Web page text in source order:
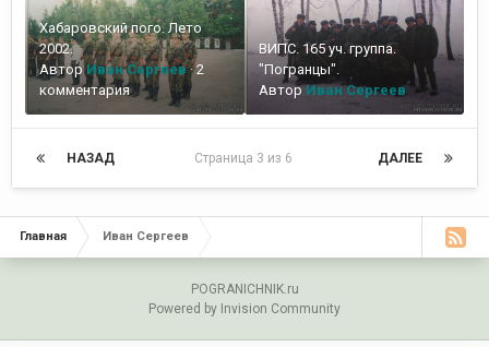
Хабаровский пого. Лето
2002.
Автор Иван Сергеев·2
комментария
ВИПС. 165 уч. группа.
"Погранцы".
АвторИван Сергеев
НАЗАД ДАЛЕЕ
Страница 3 из 6
Главная Иван Сергеев
POGRANICHNIK.ru
Powered by Invision Community